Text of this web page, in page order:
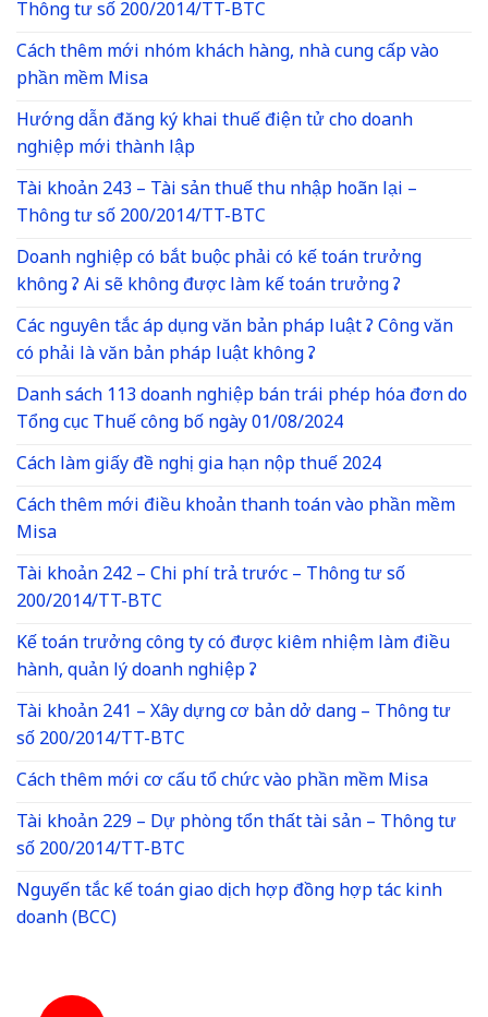
Thông tư số 200/2014/TT-BTC
Cách thêm mới nhóm khách hàng, nhà cung cấp vào
phần mềm Misa
Hướng dẫn đăng ký khai thuế điện tử cho doanh
nghiệp mới thành lập
Tài khoản 243 – Tài sản thuế thu nhập hoãn lại –
Thông tư số 200/2014/TT-BTC
Doanh nghiệp có bắt buộc phải có kế toán trưởng
không ? Ai sẽ không được làm kế toán trưởng ?
Các nguyên tắc áp dụng văn bản pháp luật ? Công văn
có phải là văn bản pháp luật không ?
Danh sách 113 doanh nghiệp bán trái phép hóa đơn do
Tổng cục Thuế công bố ngày 01/08/2024
Cách làm giấy đề nghị gia hạn nộp thuế 2024
Cách thêm mới điều khoản thanh toán vào phần mềm
Misa
Tài khoản 242 – Chi phí trả trước – Thông tư số
200/2014/TT-BTC
Kế toán trưởng công ty có được kiêm nhiệm làm điều
hành, quản lý doanh nghiệp ?
Tài khoản 241 – Xây dựng cơ bản dở dang – Thông tư
số 200/2014/TT-BTC
Cách thêm mới cơ cấu tổ chức vào phần mềm Misa
Tài khoản 229 – Dự phòng tổn thất tài sản – Thông tư
số 200/2014/TT-BTC
Nguyến tắc kế toán giao dịch hợp đồng hợp tác kinh
doanh (BCC)